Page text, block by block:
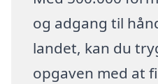
og adgang til
landet, kan du
opgaven med at